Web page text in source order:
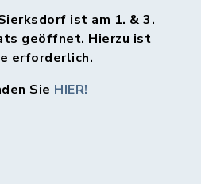
ist am 1. & 3.
geöffnet. Hierzu ist
erforderlich.
Sie HIER!